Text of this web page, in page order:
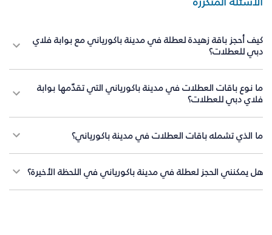
كيف أحجز باقة زهيدة لعطلة في مدينة باكورياني مع بوابة فلاي
دبي للعطلات؟
ما نوع باقات العطلات في مدينة باكورياني التي تقدّمها بوابة
فلاي دبي للعطلات؟
ما الذي تشمله باقات العطلات في مدينة باكورياني؟
هل يمكنني الحجز لعطلة في مدينة باكورياني في اللحظة الأخيرة؟